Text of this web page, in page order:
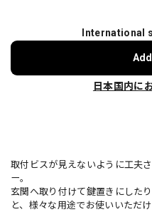
International
日本国内に
取付ビスが見えないように工夫
ー。
玄関へ取り付けて鍵置きにした
と、様々な用途でお使いいただけ